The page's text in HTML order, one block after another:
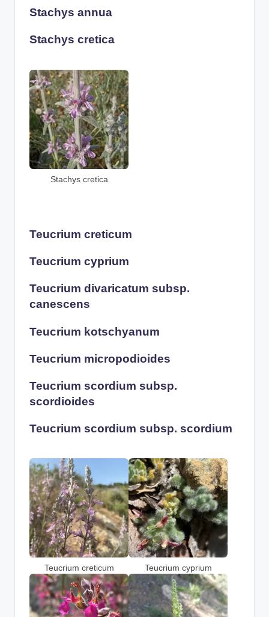
Stachys annua
Stachys cretica
Stachys cretica
Teucrium creticum
Teucrium cyprium
Teucrium divaricatum subsp.
canescens
Teucrium kotschyanum
Teucrium micropodioides
Teucrium scordium subsp.
scordioides
Teucrium scordium subsp. scordium
Teucrium creticum Teucrium cyprium